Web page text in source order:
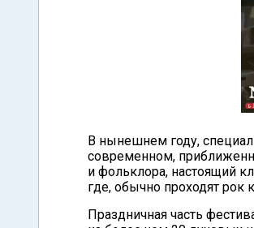
В нынешнем году,
современном,
и фольклора, настоящий
где, обычно проходят рок
Праздничная часть